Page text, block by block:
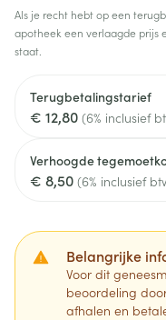
Als je recht hebt op een
apotheek een verlaagde prijs
staat.
Terugbetalingstarief
€ 12,80 (6% inclusief
Verhoogde
€ 8,50 (6% inclusief
Belangrijke
Voor dit
beoordeling
afhalen en